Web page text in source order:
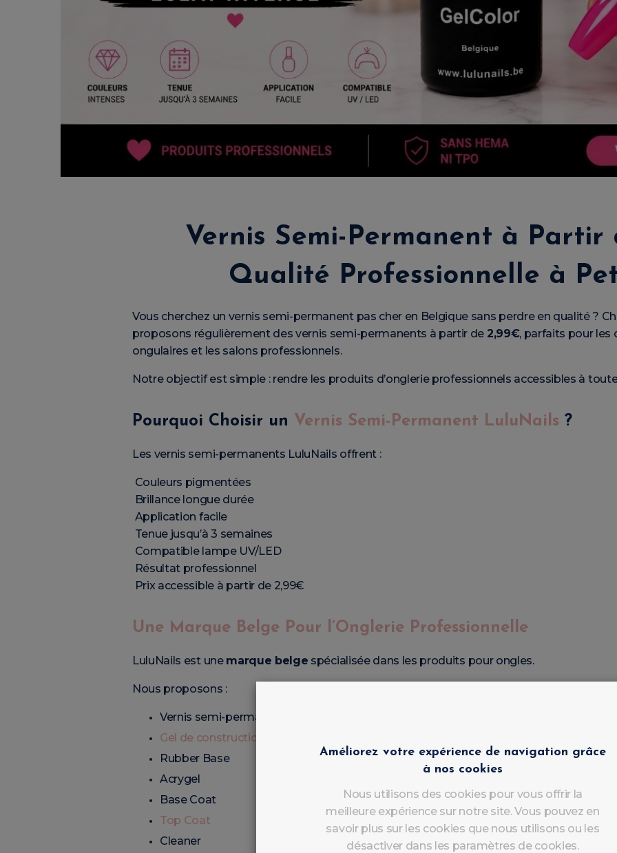
Vernis Semi-Permanent à Partir
Qualité Professionnelle à
Vous cherchez un vernis semi-permanent pas cher en Belgique sans perdre en qualité ?
proposons régulièrement des vernis semi-permanents à partir de 2,99€, parfaits pour les
ongulaires et les salons professionnels.
Notre objectif est simple : rendre les produits d’onglerie professionnels accessibles à
Pourquoi Choisir un Vernis Semi-Permanent LuluNails ?
Les vernis semi-permanents LuluNails offrent :
Couleurs pigmentées
Brillance longue durée
Application facile
Tenue jusqu’à 3 semaines
Compatible lampe UV/LED
Résultat professionnel
Prix accessible à partir de 2,99€
Une Marque Belge Pour l’Onglerie Professionnelle
LuluNails est une marque belge spécialisée dans les produits pour ongles.
Nous proposons :
Vernis semi-permanents
Gel de construction
Rubber Base
Acrygel
Base Coat
Top Coat
Cleaner
Améliorez votre expérience de navigation grâce
à nos cookies
Nous utilisons des cookies pour vous offrir la
meilleure expérience sur notre site. Vous pouvez en
savoir plus sur les cookies que nous utilisons ou les
désactiver dans les paramètres de cookies.